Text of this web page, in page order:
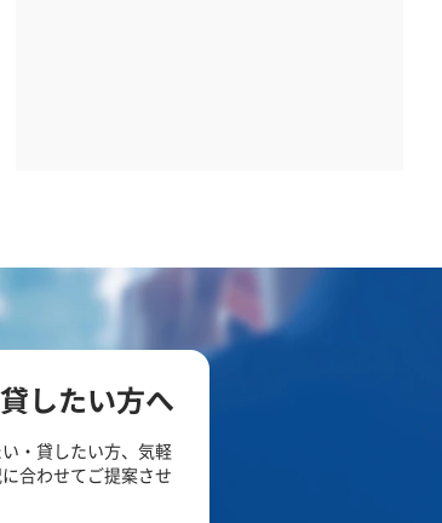
したい方へ
・貸したい方、気軽
合わせてご提案させ